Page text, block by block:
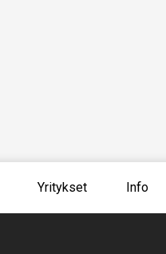
Yritykset Info